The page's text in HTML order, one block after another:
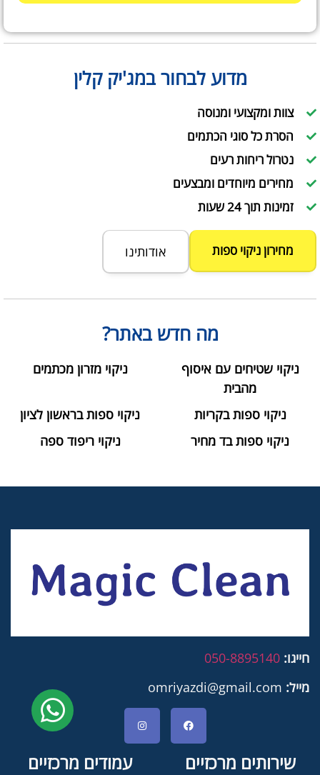
מדוע לבחור במג'יק קלין
צוות ומקצועי ומנוסה
הסרת כל סוגי הכתמים
נטרול ריחות רעים
מחירים מיוחדים ומבצעים
זמינות תוך 24 שעות
מחירון ניקוי ספות אודותינו
מה חדש באתר?
ניקוי שטיחים עם איסוף
מהבית
ניקוי מזרון מכתמים
ניקוי ספות בקריות
ניקוי ספות בראשון לציון
ניקוי ספות בד מחיר
ניקוי ריפוד ספה
חייגו: 050-8895140
מייל:omriyazdi@gmail.com
שירותים מרכזיים עמודים מרכזיים